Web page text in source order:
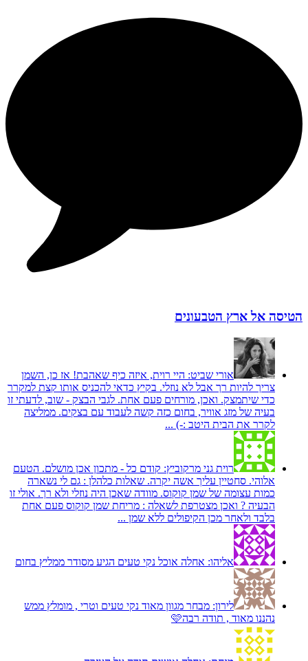
הטיסה אל ארץ הטבעונים
אורי שביט: היי רוית, איזה כיף שאהבת! אז כן, השמן
צריך להיות רך אבל לא נוזלי. בקיץ כדאי להכניס אותו קצת למקרר
כדי שיתמצק. ואכן, מורחים פעם אחת. לגבי הבצק - שוב, לדעתי זו
בעיה של מזג אוויר, בחום כזה קשה לעבוד עם בצקים. ממליצה
לקרר את הבית היטב :-) ...
רוית גני מרקוביץ: קודם כל - מתכון אכן מושלם. הטעם
אלוהי. סחטיין עליך אשה יקרה. שאלות כלהלן : גם לי נשארה
כמות עצומה של שמן קוקוס. מוודה שאכן היה נוזלי ולא רך. אולי זו
הבעיה ? ואכן מצטרפת לשאלה : מריחת שמן קוקוס פעם אחת
בלבד ולאחר מכן הקיפולים ללא שמן ...
אליהו: אחלה אוכל נקי טעים הגיע מסודר ממליץ בחום
לירון: מבחר מגוון מאוד נקי טעים וטרי , מומלץ ממש
נהננו מאוד , תודה רבה🩷